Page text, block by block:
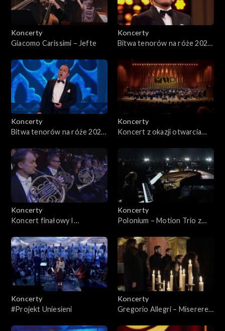
Koncerty
Giacomo Carissimi – Jefte
Koncerty
Bitwa tenorów na róże 2023,
Koncerty
Bitwa tenorów na róże 2023,
Koncerty
Koncert z okazji otwarcia
Koncerty
Koncert finałowy I
koncertowej Narodowej
Orkiestry Dętej
Koncerty
Polonium – Motion Trio z
Możdżera
Koncerty
#Projekt Uniesieni
Koncerty
Gregorio Allegri – Miserere